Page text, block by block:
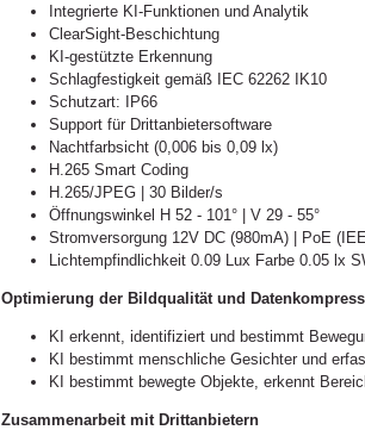
Integrierte KI-Funktionen und Analytik
ClearSight-Beschichtung
KI-gestützte Erkennung
Schlagfestigkeit gemäß IEC 62262 IK10
Schutzart: IP66
Support für Drittanbietersoftware
Nachtfarbsicht (0,006 bis 0,09 lx)
H.265 Smart Coding
H.265/JPEG | 30 Bilder/s
Öffnungswinkel H 52 - 101° | V 29 - 55°
Stromversorgung 12V DC (980mA) | PoE
Lichtempfindlichkeit 0.09 Lux Farbe 0.05 lx
Optimierung der Bildqualität und
KI erkennt, identifiziert und bestimmt
KI bestimmt menschliche Gesichter und
KI bestimmt bewegte Objekte, erkennt
Zusammenarbeit mit Drittanbietern